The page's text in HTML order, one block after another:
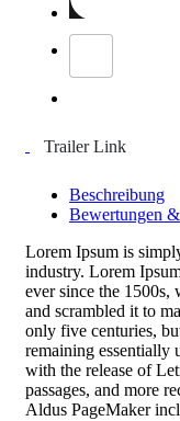
Trailer Link
Beschreibung
Bewertungen
Lorem Ipsum is
industry. Lorem
ever since the
and scrambled it to
only five centuries,
remaining essentially
with the release of
passages, and more
Aldus PageMaker